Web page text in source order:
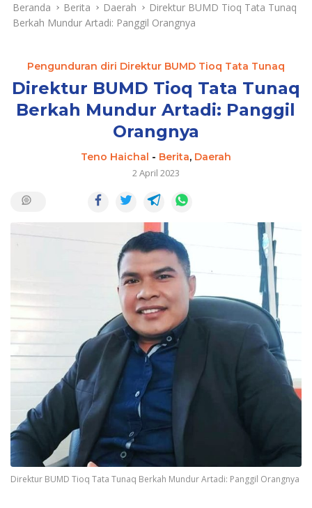
Beranda Berita Daerah
Direktur BUMD Tioq Tata Tunaq
Berkah Mundur Artadi: Panggil Orangnya
Pengunduran diri Direktur BUMD Tioq Tata Tunaq
Direktur BUMD Tioq Tata Tunaq
Berkah Mundur Artadi: Panggil
Orangnya
Teno Haichal - Berita, Daerah
2 April 2023
Direktur BUMD Tioq Tata Tunaq Berkah Mundur Artadi: Panggil Orangnya